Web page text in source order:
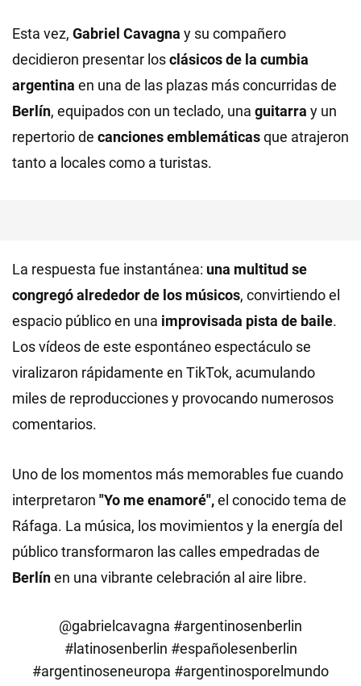
Esta vez, Gabriel Cavagna y su compañero
decidieron presentar losclásicos de la cumbia
argentina en una de las plazas más concurridas de
Berlín, equipados con un teclado, una guitarra y un
repertorio de canciones emblemáticasque atrajeron
tanto a locales como a turistas.
La respuesta fue instantánea: una multitud se
congregó alrededor de los músicos, convirtiendo el
espacio público en una improvisada pista de baile.
Los vídeos de este espontáneo espectáculo se
viralizaron rápidamente en TikTok, acumulando
miles de reproducciones y provocando numerosos
comentarios.
Uno de los momentos más memorables fue cuando
interpretaron "Yo me enamoré",el conocido tema de
Ráfaga. La música, los movimientos y la energía del
público transformaron las calles empedradas de
Berlínen una vibrante celebración al aire libre.
@gabrielcavagna #argentinosenberlin
#latinosenberlin #españolesenberlin
#argentinoseneuropa #argentinosporelmundo